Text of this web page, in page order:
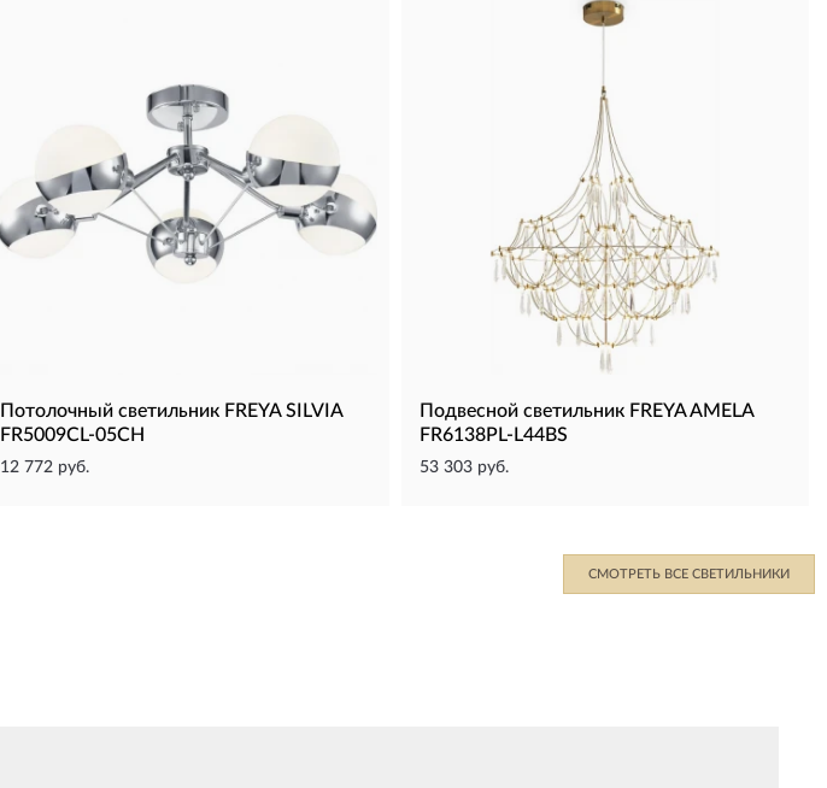
Потолочный светильник FREYA SILVIA
FR5009CL-05CH
12 772 руб.
Подвесной светильник FREYA AMELA
FR6138PL-L44BS
53 303 руб.
СМОТРЕТЬ ВСЕ СВЕТИЛЬНИКИ